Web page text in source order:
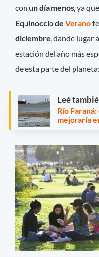
con un día menos, ya
Equinoccio deVerano
diciembre, dando lugar
estación del año más
de esta parte del
Leé
Río
mejoraría